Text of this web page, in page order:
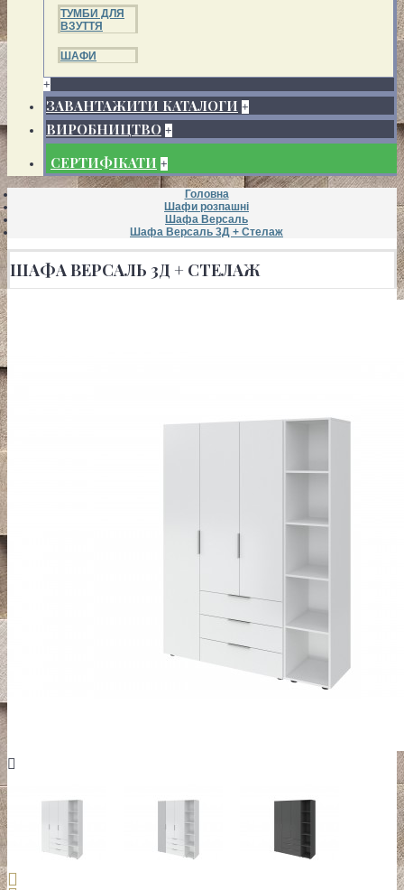
ТУМБИ ДЛЯ
ВЗУТТЯ
ШАФИ
+
ЗАВАНТАЖИТИ КАТАЛОГИ +
ВИРОБНИЦТВО +
СЕРТИФІКАТИ +
Головна
Шафи розпашні
Шафа Версаль
Шафа Версаль 3Д + Стелаж
ШАФА ВЕРСАЛЬ 3Д + СТЕЛАЖ